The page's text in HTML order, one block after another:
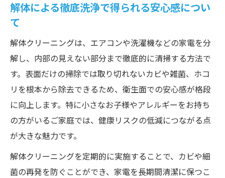
解体による徹底洗浄で得られる安心感につい
て
解体クリーニングは、エアコンや洗濯機などの家電を分
解し、内部の見えない部分まで徹底的に清掃する方法で
す。表面だけの掃除では取り切れないカビや雑菌、ホコ
リを根本から除去できるため、衛生面での安心感が格段
に向上します。特に小さなお子様やアレルギーをお持ち
の方がいるご家庭では、健康リスクの低減につながる点
が大きな魅力です。
解体クリーニングを定期的に実施することで、カビや細
菌の再発を防ぐことができ、家電を長期間清潔に保つこ